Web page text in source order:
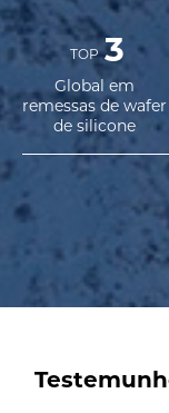
TOP 3
Global em
remessas de wafer
de silicone